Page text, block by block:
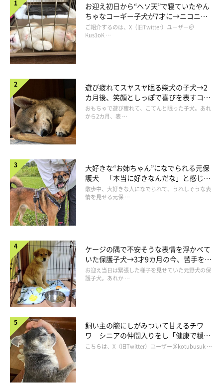
お迎え初日から“ヘソ天”で寝ていたやん
ちゃなコーギー子犬が7才に→ニコニ
コ“コーギースマイル”が魅力のコに成
長！
ご紹介するのは、X（旧Twitter）ユーザー＠
Kus1oK …
遊び疲れてスヤスヤ眠る柴犬の子犬→2
カ月後、笑顔としっぽで喜びを表すコに
成長！
おもちゃで遊び疲れて、こてんと眠った子犬。あれ
から2カ月、表 …
大好きな“お姉ちゃん”になでられる元保
護犬 「本当に好きなんだな」と感じる
表情にほっこり
散歩中、大好きな人になでられて、うれしそうな表
情を見せる元保 …
ケージの隅で不安そうな表情を浮かべて
いた保護子犬→3才9カ月の今、苦手を克
服し頼もしいコに成長！
お迎え当日は緊張した様子を見せていた元野犬の保
護子犬。あれか …
飼い主の腕にしがみついて甘えるチワ
ワ シニアの仲間入りをし「健康で穏や
かな暮らしが続いてほしい」と願う
こちらは、X（旧Twitter）ユーザー＠kotubusuk …